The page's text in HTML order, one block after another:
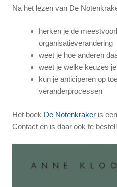
Na het lezen van De
herken je de
organisatieverandering
weet je hoe anderen
weet je welke keuzes
kun je anticiperen op
veranderprocessen
Het boek De Notenkraker is
Contact en is daar ook te